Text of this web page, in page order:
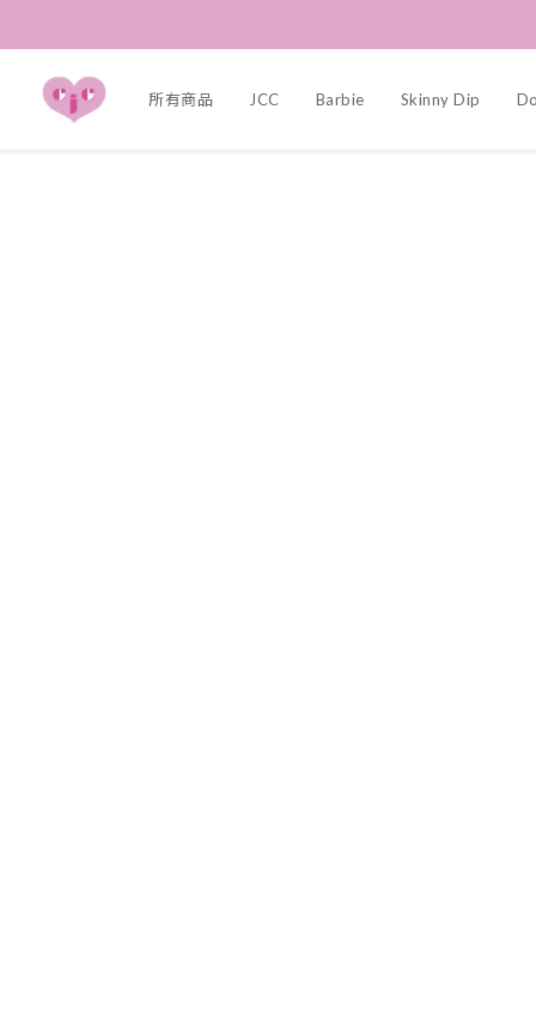
所有商品 JCC Barbie Skinny Dip